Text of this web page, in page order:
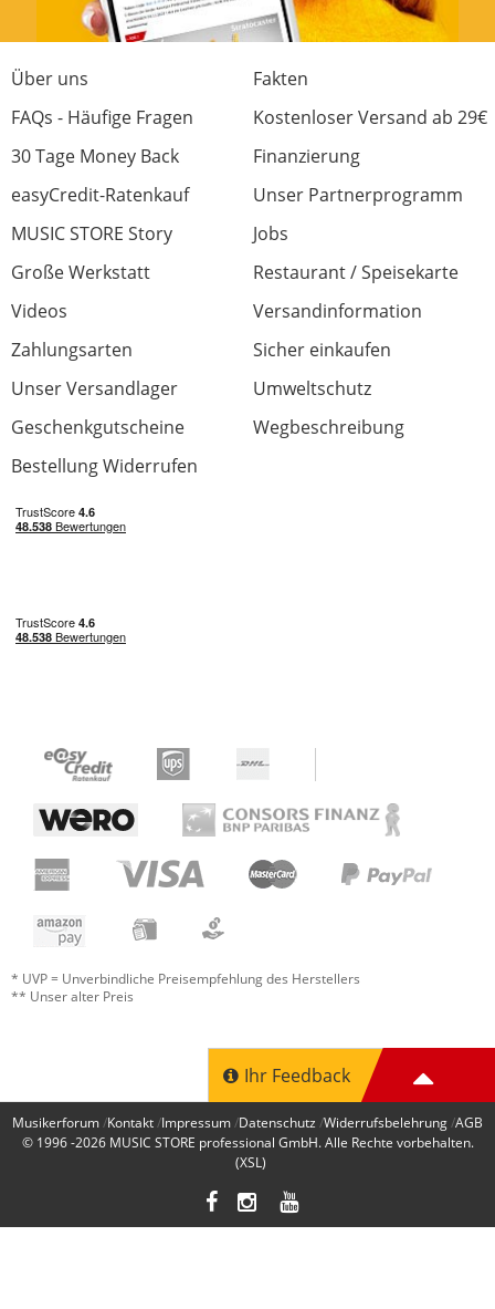
Über uns
Fakten
FAQs - Häufige Fragen
Kostenloser Versand ab 29€
30 Tage Money Back
Finanzierung
easyCredit-Ratenkauf
Unser Partnerprogramm
MUSIC STORE Story
Jobs
Große Werkstatt
Restaurant / Speisekarte
Videos
Versandinformation
Zahlungsarten
Sicher einkaufen
Unser Versandlager
Umweltschutz
Geschenkgutscheine
Wegbeschreibung
Bestellung Widerrufen
* UVP = Unverbindliche Preisempfehlung des Herstellers
** Unser alter Preis
Ihr Feedback
Musikerforum Kontakt Impressum Datenschutz Widerrufsbelehrung AGB
© 1996 -2026 MUSIC STORE professional GmbH. Alle Rechte vorbehalten.
(XSL)